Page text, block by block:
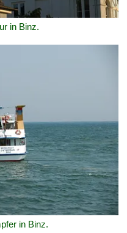
in Binz.
in Binz.